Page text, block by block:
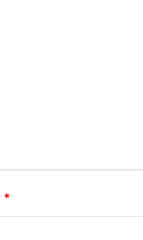
*